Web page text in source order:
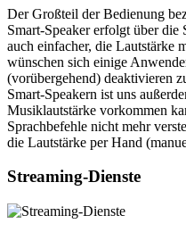
Der Großteil der Bedienung
Smart-Speaker erfolgt über die
auch einfacher, die Lautstärke
wünschen sich einige
(vorübergehend) deaktivieren
Smart-Speakern ist uns
Musiklautstärke vorkommen
Sprachbefehle nicht mehr
die Lautstärke per Hand
Streaming-Dienste